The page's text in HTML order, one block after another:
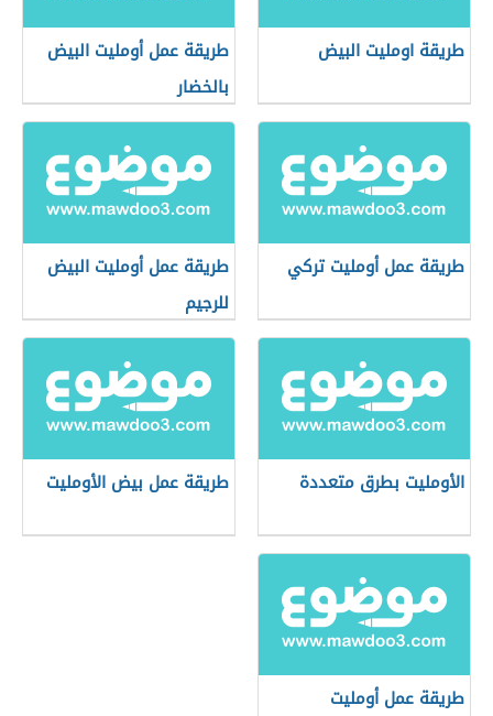
طريقة اومليت البيض
طريقة عمل أومليت البيض
بالخضار
طريقة عمل أومليت تركي
طريقة عمل أومليت البيض
للرجيم
الأومليت بطرق متعددة طريقة عمل بيض الأومليت
طريقة عمل أومليت